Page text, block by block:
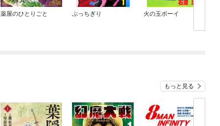
薬屋のひとりごと ぶっちぎり 火の玉ボーイ
もっと見る